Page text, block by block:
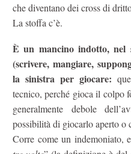
che diventano dei cross di
La stoffa c’è.
È un mancino indotto, nel
(scrivere, mangiare,
la sinistra per giocare:
tecnico, perché gioca il colpo
generalmente debole
possibilità di giocarlo aperto o
Corre come un indemoniato,